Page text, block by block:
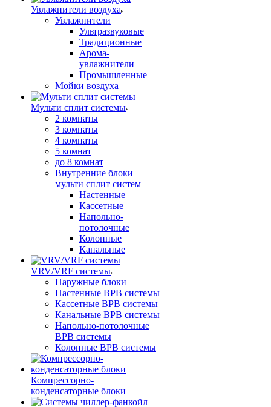
Увлажнители воздуха
Увлажнители
Ультразвуковые
Традиционные
Арома-
увлажнители
Промышленные
Мойки воздуха
Мульти сплит системы
2 комнаты
3 комнаты
4 комнаты
5 комнат
до 8 комнат
Внутренние блоки
мульти сплит систем
Настенные
Кассетные
Напольно-
потолочные
Колонные
Канальные
VRV/VRF системы
Наружные блоки
Настенные ВРВ системы
Кассетные ВРВ системы
Канальные ВРВ системы
Напольно-потолочные
ВРВ системы
Колонные ВРВ системы
Компрессорно-
конденсаторные блоки